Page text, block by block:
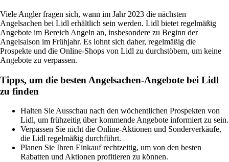
Viele Angler fragen sich, wann im Jahr 2023 die nächsten
Angelsachen bei Lidl erhältlich sein werden. Lidl bietet regelmäßig
Angebote im Bereich Angeln an, insbesondere zu Beginn der
Angelsaison im Frühjahr. Es lohnt sich daher, regelmäßig die
Prospekte und die Online-Shops von Lidl zu durchstöbern, um keine
Angebote zu verpassen.
Tipps, um die besten Angelsachen-Angebote bei Lidl
zu finden
Halten Sie Ausschau nach den wöchentlichen Prospekten von
Lidl, um frühzeitig über kommende Angebote informiert zu sein.
Verpassen Sie nicht die Online-Aktionen und Sonderverkäufe,
die Lidl regelmäßig durchführt.
Planen Sie Ihren Einkauf rechtzeitig, um von den besten
Rabatten und Aktionen profitieren zu können.